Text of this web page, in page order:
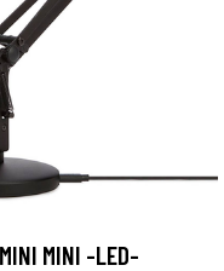
MINI -LED-